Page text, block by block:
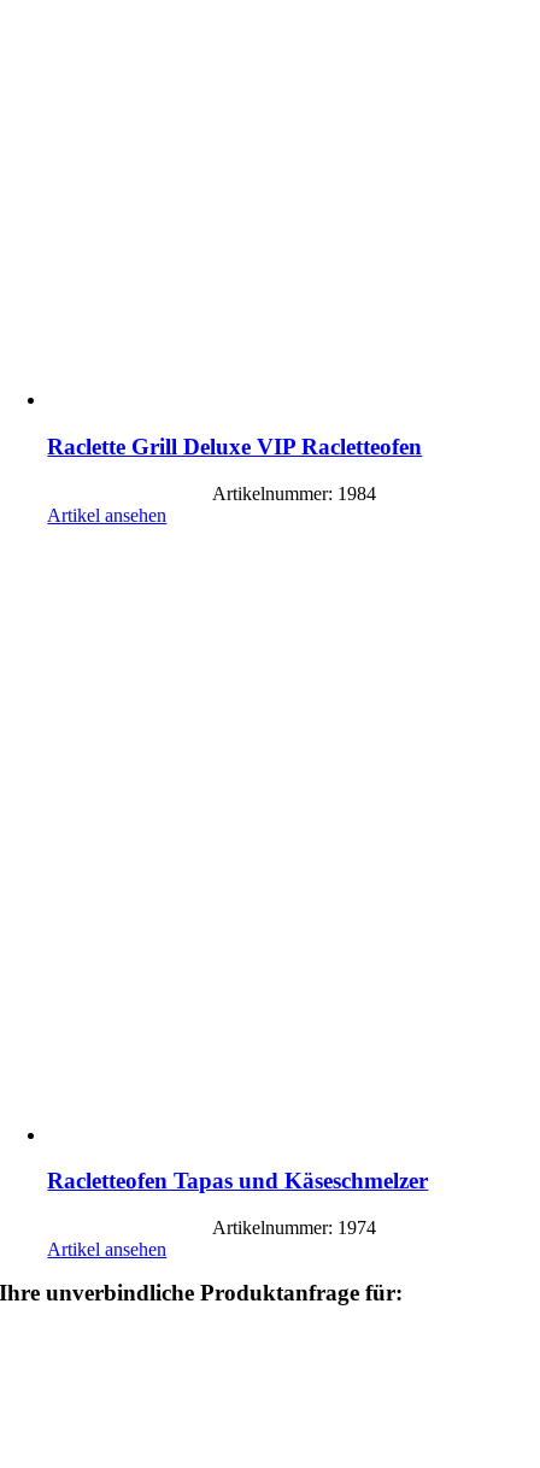
Raclette Grill Deluxe VIP Racletteofen
Artikelnummer: 1984
Artikel ansehen
Racletteofen Tapas und Käseschmelzer
Artikelnummer: 1974
Artikel ansehen
Ihre unverbindliche Produktanfrage für: